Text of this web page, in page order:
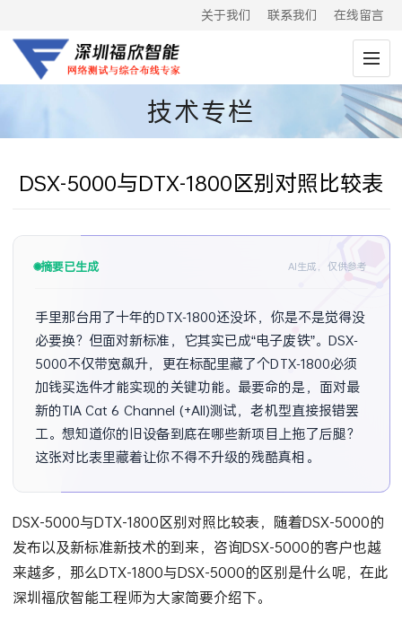
关于我们 联系我们 在线留言
技术专栏
DSX-5000与DTX-1800区别对照比较表
摘要已生成 AI生成，仅供参考
手里那台用了十年的DTX-1800还没坏，你是不是觉得没
必要换？但面对新标准，它其实已成“电子废铁”。DSX-
5000不仅带宽飙升，更在标配里藏了个DTX-1800必须
加钱买选件才能实现的关键功能。最要命的是，面对最
新的TIA Cat 6 Channel (+All)测试，老机型直接报错罢
工。想知道你的旧设备到底在哪些新项目上拖了后腿？
这张对比表里藏着让你不得不升级的残酷真相。
DSX-5000与DTX-1800区别对照比较表，随着DSX-5000的
发布以及新标准新技术的到来，咨询DSX-5000的客户也越
来越多，那么DTX-1800与DSX-5000的区别是什么呢，在此
深圳福欣智能工程师为大家简要介绍下。